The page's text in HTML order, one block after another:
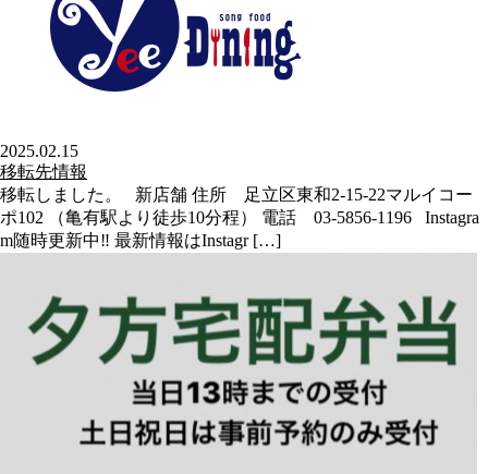
2025.02.15
移転先情報
移転しました。 新店舗 住所 足立区東和2-15-22マルイコー
ポ102 （亀有駅より徒歩10分程） 電話 03-5856-1196 Instagra
m随時更新中‼︎ 最新情報はInstagr […]